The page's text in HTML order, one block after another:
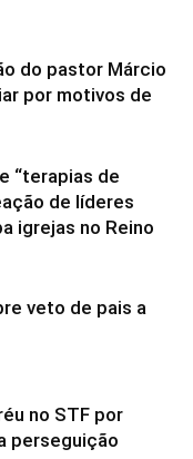
do pastor Márcio
por motivos de
“terapias de
de líderes
igrejas no Reino
veto de pais a
no STF por
perseguição